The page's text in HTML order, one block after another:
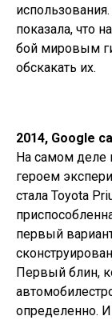
показала, что
бой мировым
обскакать их.
2014, Google
На самом деле
героем
стала Toyota
первый
Первый блин,
определенно.